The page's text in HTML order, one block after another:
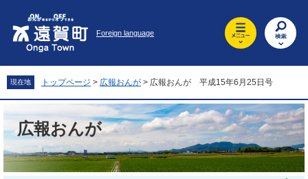
先
頭
を
飛
文
へ
Foreign language
現在地 トップページ > 広報おんが > 広報おんが 平成15年6月25日号
広報おんが